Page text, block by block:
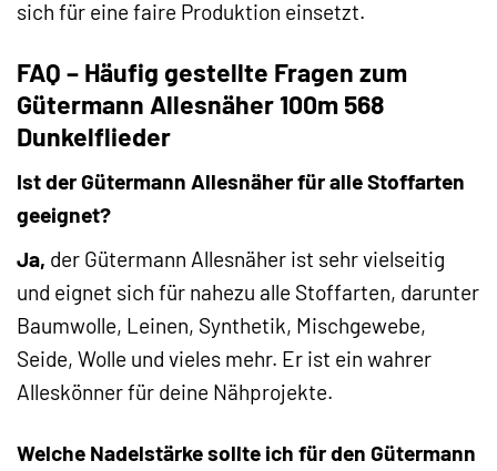
sich für eine faire Produktion einsetzt.
FAQ – Häufig gestellte Fragen zum
Gütermann Allesnäher 100m 568
Dunkelflieder
Ist der Gütermann Allesnäher für alle Stoffarten
geeignet?
Ja, der Gütermann Allesnäher ist sehr vielseitig
und eignet sich für nahezu alle Stoffarten, darunter
Baumwolle, Leinen, Synthetik, Mischgewebe,
Seide, Wolle und vieles mehr. Er ist ein wahrer
Alleskönner für deine Nähprojekte.
Welche Nadelstärke sollte ich für den Gütermann